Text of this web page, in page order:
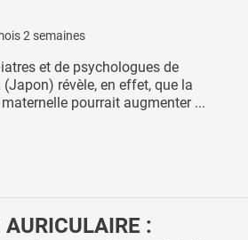
2 semaines
et de psychologues de
(Japon) révèle, en effet, que la
pourrait augmenter ...
: